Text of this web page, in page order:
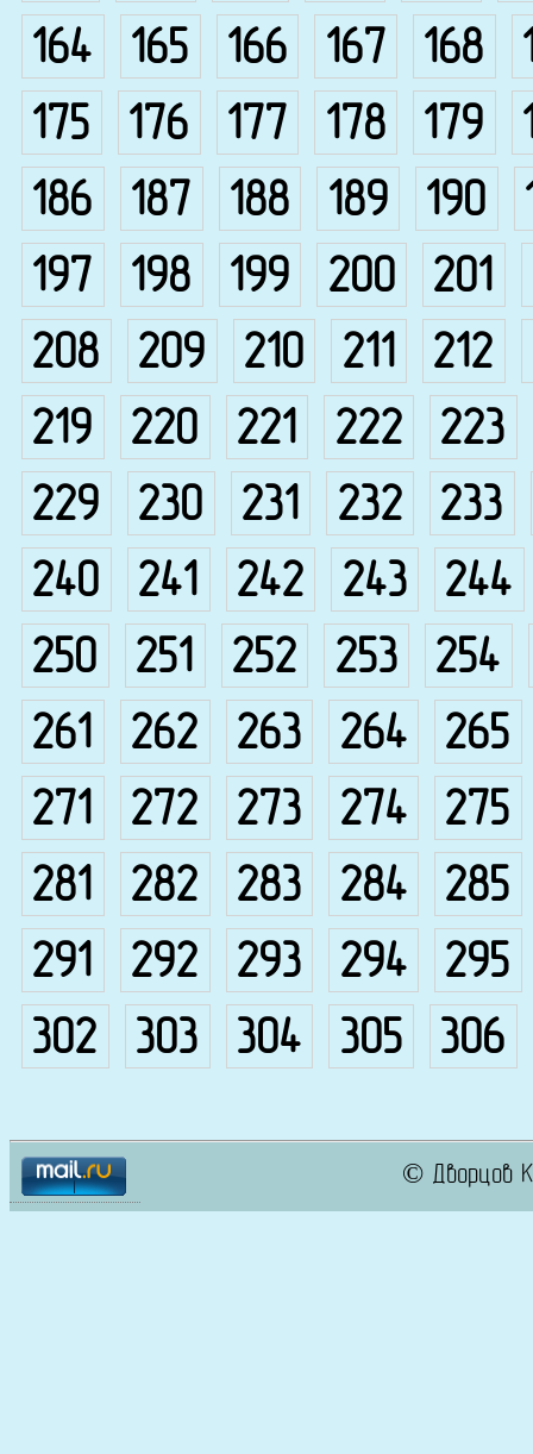
164
165 166 167 168
175
176 177 178 179
186
187 188 189 190
197
198 199 200 201
208
209 210 211 212
219
220 221 222
223
229
230 231 232
233
240
241 242 243
244
250
251 252 253
254
261
262 263 264
265
271
272 273 274
275
281
282 283 284
285
291
292 293 294
295
302
303 304 305 306
© Дворцов